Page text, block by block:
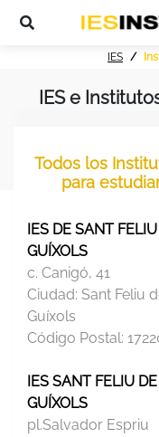
IES
IES e
Todos los
para
IES DE SANT
GUÍXOLS
c. Canigó, 41
Ciudad: Sant Feliu
Guíxols
Código Postal:
IES SANT FELIU DE
GUÍXOLS
pl.Salvador Espriu